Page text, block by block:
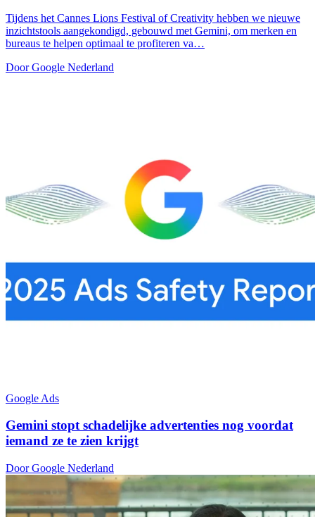
Tijdens het Cannes Lions Festival of Creativity hebben we nieuwe
inzichtstools aangekondigd, gebouwd met Gemini, om merken en
bureaus te helpen optimaal te profiteren va…
Door Google Nederland
Google Ads
Gemini stopt schadelijke advertenties nog voordat
iemand ze te zien krijgt
Door Google Nederland